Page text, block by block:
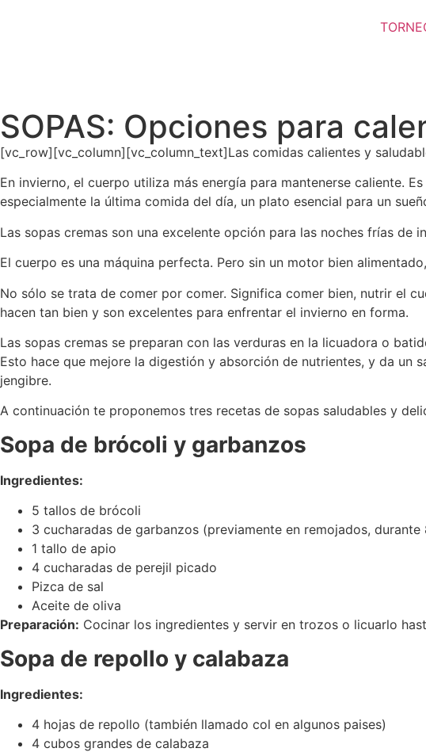
SOPAS: Opciones para
[vc_row][vc_column][vc_column_text]Las comidas calientes y
En invierno, el cuerpo utiliza más energía para mantenerse caliente.
especialmente la última comida del día, un plato esencial para un
Las sopas cremas son una excelente opción para las noches frías de
El cuerpo es una máquina perfecta. Pero sin un motor bien
No sólo se trata de comer por comer. Significa comer bien, nutrir el
hacen tan bien y son excelentes para enfrentar el invierno en forma.
Las sopas cremas se preparan con las verduras en la licuadora o
Esto hace que mejore la digestión y absorción de nutrientes, y da
jengibre.
A continuación te proponemos tres recetas de sopas saludables y
Sopa de brócoli y garbanzos
Ingredientes:
5 tallos de brócoli
3 cucharadas de garbanzos (previamente en remojados, durante
1 tallo de apio
4 cucharadas de perejil picado
Pizca de sal
Aceite de oliva
Preparación: Cocinar los ingredientes y servir en trozos o licuarlo
Sopa de repollo y calabaza
Ingredientes:
4 hojas de repollo (también llamado col en algunos paises)
4 cubos grandes de calabaza